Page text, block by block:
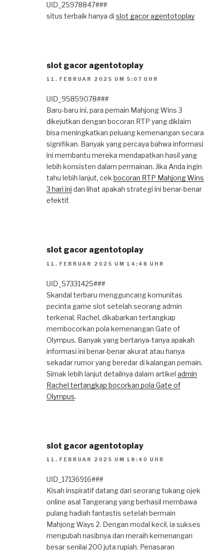
UID_25978847###
situs terbaik hanya di slot gacor agentotoplay
slot gacor agentotoplay
11. FEBRUAR 2025 UM 5:07 UHR
UID_95859078###
Baru-baru ini, para pemain Mahjong Wins 3
dikejutkan dengan bocoran RTP yang diklaim
bisa meningkatkan peluang kemenangan secara
signifikan. Banyak yang percaya bahwa informasi
ini membantu mereka mendapatkan hasil yang
lebih konsisten dalam permainan. Jika Anda ingin
tahu lebih lanjut, cek bocoran RTP Mahjong Wins
3 hari ini dan lihat apakah strategi ini benar-benar
efektif.
slot gacor agentotoplay
11. FEBRUAR 2025 UM 14:48 UHR
UID_57331425###
Skandal terbaru mengguncang komunitas
pecinta game slot setelah seorang admin
terkenal, Rachel, dikabarkan tertangkap
membocorkan pola kemenangan Gate of
Olympus. Banyak yang bertanya-tanya apakah
informasi ini benar-benar akurat atau hanya
sekadar rumor yang beredar di kalangan pemain.
Simak lebih lanjut detailnya dalam artikel admin
Rachel tertangkap bocorkan pola Gate of
Olympus.
slot gacor agentotoplay
11. FEBRUAR 2025 UM 18:40 UHR
UID_17136916###
Kisah inspiratif datang dari seorang tukang ojek
online asal Tangerang yang berhasil membawa
pulang hadiah fantastis setelah bermain
Mahjong Ways 2. Dengan modal kecil, ia sukses
mengubah nasibnya dan meraih kemenangan
besar senilai 200 juta rupiah. Penasaran